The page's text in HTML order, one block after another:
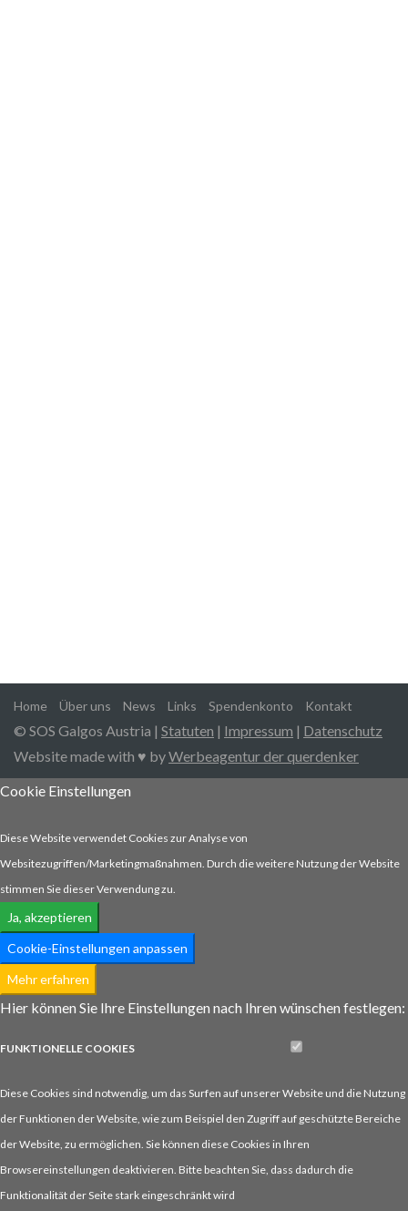
Home Über uns News Links Spendenkonto Kontakt
© SOS Galgos Austria | Statuten | Impressum | Datenschutz
Website made with ♥ byWerbeagentur der querdenker
Cookie Einstellungen
Diese Website verwendet Cookies zur Analyse von
Websitezugriffen/Marketingmaßnahmen. Durch die weitere Nutzung der Website
stimmen Sie dieser Verwendung zu.
Ja, akzeptieren
Cookie-Einstellungen anpassen
Mehr erfahren
Hier können Sie Ihre Einstellungen nach Ihren wünschen festlegen:
FUNKTIONELLE COOKIES
Diese Cookies sind notwendig, um das Surfen auf unserer Website und die Nutzung
der Funktionen der Website, wie zum Beispiel den Zugriff auf geschützte Bereiche
der Website, zu ermöglichen. Sie können diese Cookies in Ihren
Browsereinstellungen deaktivieren. Bitte beachten Sie, dass dadurch die
Funktionalität der Seite stark eingeschränkt wird